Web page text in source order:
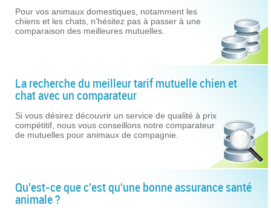
Pour vos animaux domestiques, notamment les
chiens et les chats, n’hésitez pas à passer à une
comparaison des meilleures mutuelles.
La recherche du meilleur tarif mutuelle chien et
chat avec un comparateur
Si vous désirez découvrir un service de qualité à prix
compétitif, nous vous conseillons notre comparateur
de mutuelles pour animaux de compagnie.
Qu'est-ce que c'est qu'une bonne assurance santé
animale ?